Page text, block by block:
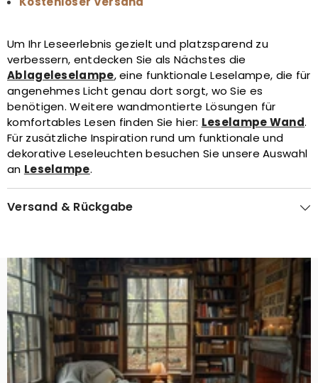
Um Ihr Leseerlebnis gezielt und platzsparend zu
verbessern, entdecken Sie als Nächstes die
Ablageleselampe, eine funktionale Leselampe, die für
angenehmes Licht genau dort sorgt, wo Sie es
benötigen. Weitere wandmontierte Lösungen für
komfortables Lesen finden Sie hier: Leselampe Wand.
Für zusätzliche Inspiration rund um funktionale und
dekorative Leseleuchten besuchen Sie unsere Auswahl
an Leselampe.
Versand & Rückgabe